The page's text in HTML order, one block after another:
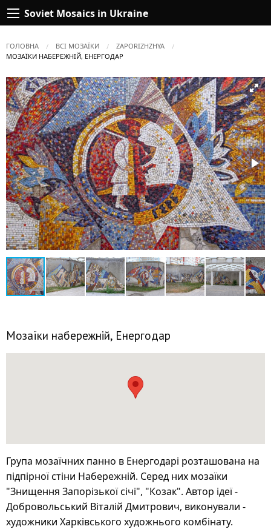
Soviet Mosaics in Ukraine
ГОЛОВНА ВСІ МОЗАЇКИ
ZAPORIZHZHYA
ПОТОЧНА:
МОЗАЇКИ НАБЕРЕЖНІЙ, ЕНЕРГОДАР
Мозаїки набережній, Енергодар
Група мозаїчних панно в Енергодарі розташована на
підпірної стіни Набережній. Серед них мозаїки
"Знищення Запорізької січі", "Козак". Автор ідеї -
Добровольський Віталій Дмитрович, виконували -
художники Харківського художнього комбінату.